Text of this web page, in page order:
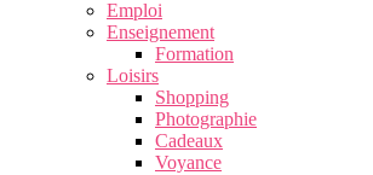
Emploi
Enseignement
Formation
Loisirs
Shopping
Photographie
Cadeaux
Voyance